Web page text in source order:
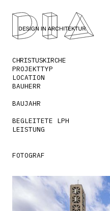
CHRISTUSKIRCHE
PROJEKTTYP
LOCATION
BAUHERR
BAUJAHR
BEGLEITETE LPH
LEISTUNG
FOTOGRAF